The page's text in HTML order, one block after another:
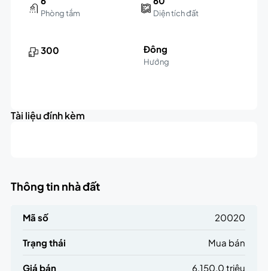
Phòng tắm Diện tích đất
300 Đông
Hướng
Tài liệu đính kèm
Thông tin nhà đất
Mã số 20020
Trạng thái Mua bán
Giá bán 6,150.0 triệu